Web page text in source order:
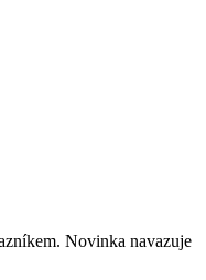
Novinka navazuje